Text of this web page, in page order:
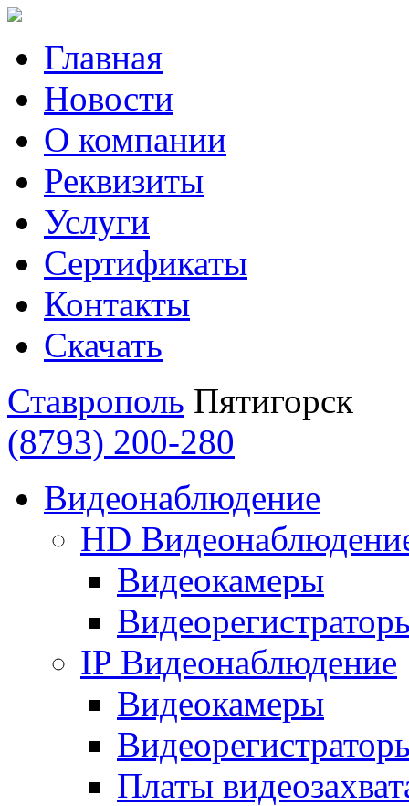
Главная
Новости
О компании
Реквизиты
Услуги
Сертификаты
Контакты
Скачать
Ставрополь Пятигорск
(8793) 200-280
Видеонаблюдение
HD
Видеокамеры
IP Видеонаблюдение
Видеокамеры
Платы